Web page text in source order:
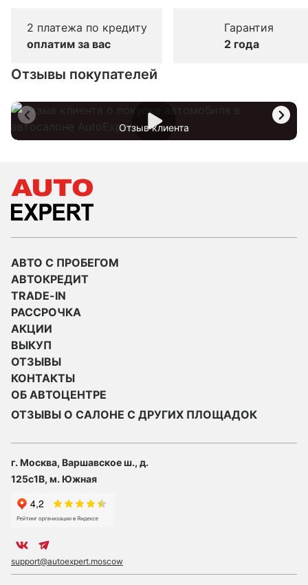
2 платежа по кредиту
оплатим за вас
Гарантия
2 года
Отзывы покупателей
Отзыв клиента
АВТО С ПРОБЕГОМ
АВТОКРЕДИТ
TRADE-IN
РАССРОЧКА
АКЦИИ
ВЫКУП
ОТЗЫВЫ
КОНТАКТЫ
ОБ АВТОЦЕНТРЕ
ОТЗЫВЫ О САЛОНЕ С ДРУГИХ ПЛОЩАДОК
г. Москва, Варшавское ш., д.
125с1В, м. Южная
support@autoexpert.moscow